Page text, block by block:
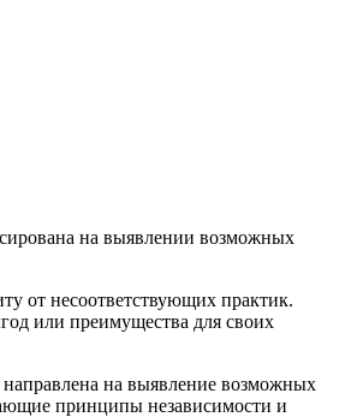
на выявлении возможных
от несоответствующих практик.
или преимущества для своих
на выявление возможных
принципы независимости и